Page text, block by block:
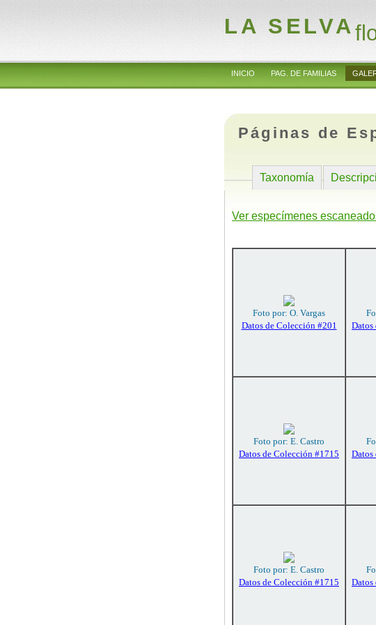
LA SELVA
INICIO PAG. DE FAMILIAS
Páginas de
Taxonomía
Ver especímenes
Foto por: O. Vargas
Datos de Colección #201
Datos
Foto por: E. Castro
Datos de Colección #1715
Datos
Foto por: E. Castro
Datos de Colección #1715
Datos